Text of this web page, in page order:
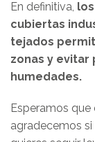
En definitiva,
cubiertas
tejados
zonas y
humedades.
Esperamos
agradecemos